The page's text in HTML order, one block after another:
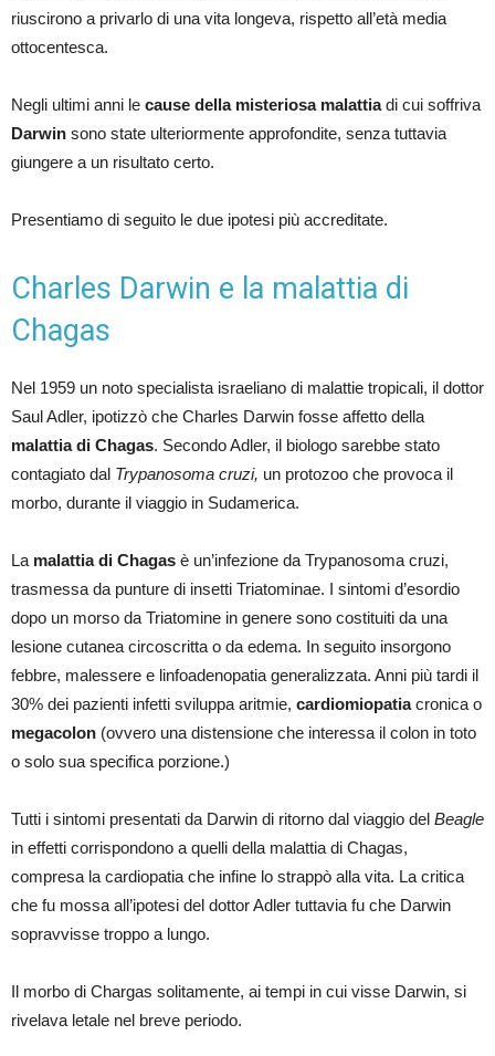
riuscirono a privarlo di una vita longeva, rispetto all’età media
ottocentesca.
Negli ultimi anni le cause della misteriosa malattiadi cui soffriva
Darwin sono state ulteriormente approfondite, senza tuttavia
giungere a un risultato certo.
Presentiamo di seguito le due ipotesi più accreditate.
Charles Darwin e la malattia di
Chagas
Nel 1959 un noto specialista israeliano di malattie tropicali, il dottor
Saul Adler, ipotizzò che Charles Darwin fosse affetto della
malattia di Chagas. Secondo Adler, il biologo sarebbe stato
contagiato dal Trypanosoma cruzi, un protozoo che provoca il
morbo, durante il viaggio in Sudamerica.
La malattia di Chagas è un’infezione da Trypanosoma cruzi,
trasmessa da punture di insetti Triatominae. I sintomi d’esordio
dopo un morso da Triatomine in genere sono costituiti da una
lesione cutanea circoscritta o da edema. In seguito insorgono
febbre, malessere e linfoadenopatia generalizzata. Anni più tardi il
30% dei pazienti infetti sviluppa aritmie, cardiomiopatiacronica o
megacolon (ovvero una distensione che interessa il colon in toto
o solo sua specifica porzione.)
Tutti i sintomi presentati da Darwin di ritorno dal viaggio del Beagle
in effetti corrispondono a quelli della malattia di Chagas,
compresa la cardiopatia che infine lo strappò alla vita. La critica
che fu mossa all’ipotesi del dottor Adler tuttavia fu che Darwin
sopravvisse troppo a lungo.
Il morbo di Chargas solitamente, ai tempi in cui visse Darwin, si
rivelava letale nel breve periodo.